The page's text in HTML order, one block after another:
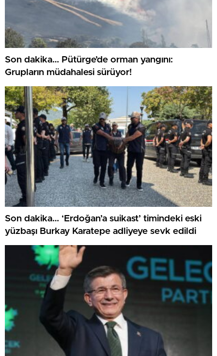
Son dakika… Pütürge’de orman yangını:
Grupların müdahalesi sürüyor!
Son dakika… ‘Erdoğan’a suikast’ timindeki eski
yüzbaşı Burkay Karatepe adliyeye sevk edildi